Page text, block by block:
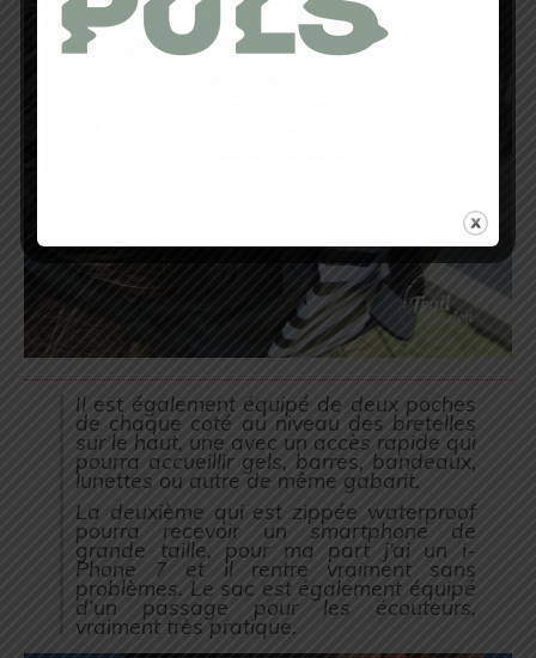
Il est également équipé de deux poches
de chaque coté au niveau des bretelles
sur le haut, une avec un accès rapide qui
pourra accueillir gels, barres, bandeaux,
lunettes ou autre de même gabarit.
La deuxième qui est zippée waterproof
pourra recevoir un smartphone de
grande taille, pour ma part j’ai un i-
Phone 7 et il rentre vraiment sans
problèmes. Le sac est également équipé
d’un passage pour les écouteurs,
vraiment très pratique.